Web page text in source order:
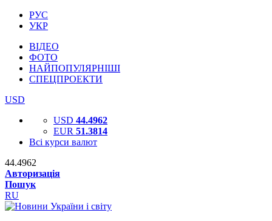
РУС
УКР
ВІДЕО
ФОТО
НАЙПОПУЛЯРНІШІ
СПЕЦПРОЕКТИ
USD
USD 44.4962
EUR 51.3814
Всі курси валют
44.4962
Авторизація
Пошук
RU